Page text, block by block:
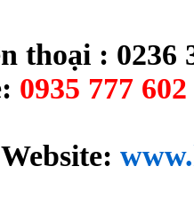
thoại : 0236
0935 777
Website: